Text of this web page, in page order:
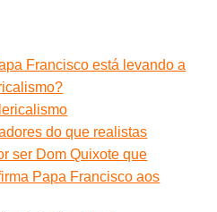
Francisco está levando a
do que realistas
ser Dom Quixote que
Papa Francisco aos